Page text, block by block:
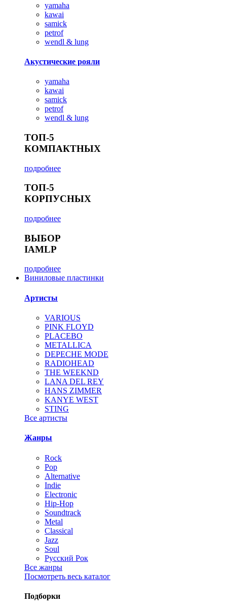
yamaha
kawai
samick
petrof
wendl & lung
Акустические рояли
yamaha
kawai
samick
petrof
wendl & lung
ТОП-5
КОМПАКТНЫХ
подробнее
ТОП-5
КОРПУСНЫХ
подробнее
ВЫБОР
IAMLP
подробнее
Виниловые пластинки
Артисты
VARIOUS
PINK FLOYD
PLACEBO
METALLICA
DEPECHE MODE
RADIOHEAD
THE WEEKND
LANA DEL REY
HANS ZIMMER
KANYE WEST
STING
Все артисты
Жанры
Rock
Pop
Alternative
Indie
Electronic
Hip-Hop
Soundtrack
Metal
Classical
Jazz
Soul
Русский Рок
Все жанры
Посмотреть весь каталог
Подборки